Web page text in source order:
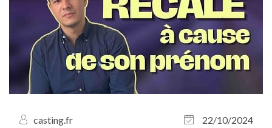
casting.fr
22/10/2024